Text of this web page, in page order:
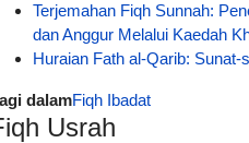
Terjemahan Fiqh Sunnah:
Huraian Fath al-Qarib: Sunat-
dalamFiqh Ibadat
Usrah